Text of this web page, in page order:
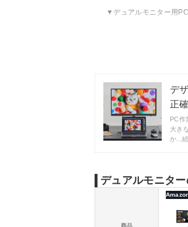
デュアルモニター用
デュアルディスプレ
デ
正
PC作
大き
か...
デュアルモニタ